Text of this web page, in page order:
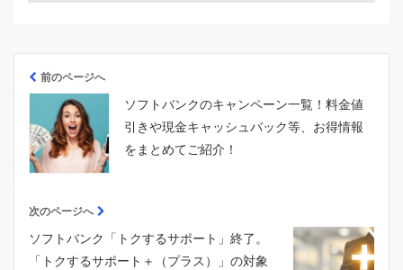
前のページへ
ソフトバンクのキャンペーン一覧！料金値
引きや現金キャッシュバック等、お得情報
をまとめてご紹介！
次のページへ
ソフトバンク「トクするサポート」終了。
「トクするサポート＋（プラス）」の対象